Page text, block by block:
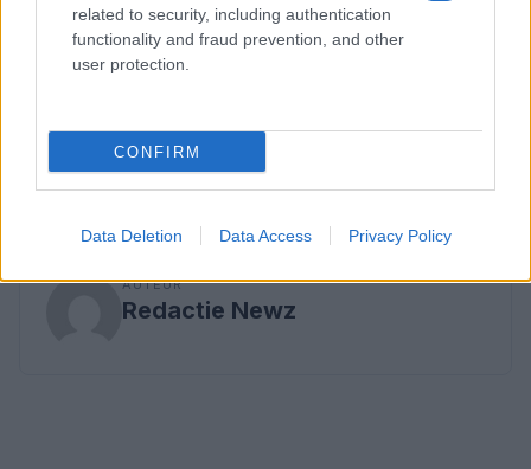
related to security, including authentication
functionality and fraud prevention, and other
user protection.
CONFIRM
Data Deletion Data Access Privacy Policy
de mogelijke gevolgen voor de wereldwijde
energievoorziening en de regionale stabiliteit. De
worden ondernomen om een escalatie te
voorkomen.
AUTEUR
Redactie Newz